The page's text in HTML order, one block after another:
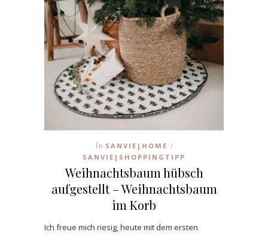
In SANVIE|HOME /
SANVIE|SHOPPINGTIPP
Weihnachtsbaum hübsch
aufgestellt – Weihnachtsbaum
im Korb
Ich freue mich riesig, heute mit dem ersten